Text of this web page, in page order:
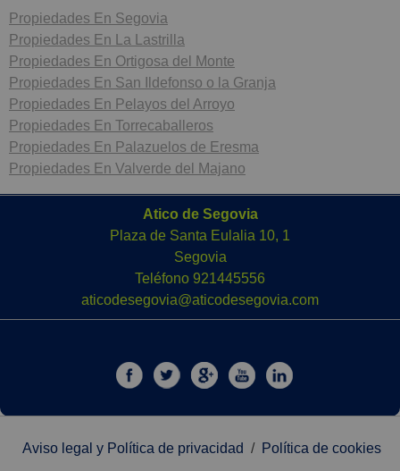
Propiedades En Segovia
Propiedades En La Lastrilla
Propiedades En Ortigosa del Monte
Propiedades En San Ildefonso o la Granja
Propiedades En Pelayos del Arroyo
Propiedades En Torrecaballeros
Propiedades En Palazuelos de Eresma
Propiedades En Valverde del Majano
Atico de Segovia
Plaza de Santa Eulalia 10, 1
Segovia
Teléfono 921445556
aticodesegovia@aticodesegovia.com
Aviso legal y Política de privacidad / Política de cookies